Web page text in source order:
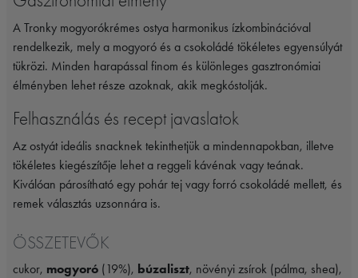
A Tronky mogyorókrémes ostya harmonikus ízkombinációval
rendelkezik, mely a mogyoró és a csokoládé tökéletes egyensúlyát
tükrözi. Minden harapással finom és különleges gasztronómiai
élményben lehet része azoknak, akik megkóstolják.
Felhasználás és recept javaslatok
Az ostyát ideális snacknek tekinthetjük a mindennapokban, illetve
tökéletes kiegészítője lehet a reggeli kávénak vagy teának.
Kiválóan párosítható egy pohár tej vagy forró csokoládé mellett, és
remek választás uzsonnára is.
ÖSSZETEVŐK
cukor, mogyoró (19%), búzaliszt, növényi zsírok (pálma, shea),